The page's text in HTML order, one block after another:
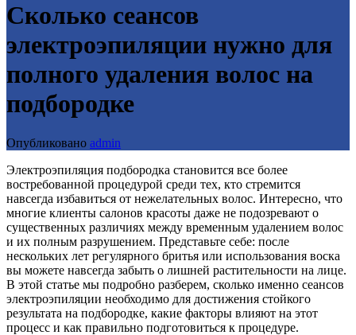
Сколько сеансов
электроэпиляции нужно для
полного удаления волос на
подбородке
Опубликовано admin
Электроэпиляция подбородка становится все более
востребованной процедурой среди тех, кто стремится
навсегда избавиться от нежелательных волос. Интересно, что
многие клиенты салонов красоты даже не подозревают о
существенных различиях между временным удалением волос
и их полным разрушением. Представьте себе: после
нескольких лет регулярного бритья или использования воска
вы можете навсегда забыть о лишней растительности на лице.
В этой статье мы подробно разберем, сколько именно сеансов
электроэпиляции необходимо для достижения стойкого
результата на подбородке, какие факторы влияют на этот
процесс и как правильно подготовиться к процедуре.